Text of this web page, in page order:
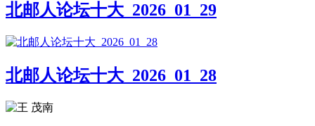
北邮人论坛十大_2026_01_29
北邮人论坛十大_2026_01_28